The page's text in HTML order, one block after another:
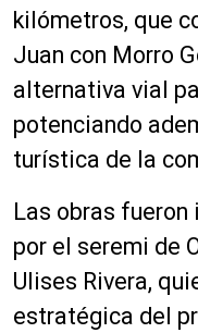
kilómetros, que
Juan con Morro
alternativa vial
potenciando
turística de la
Las obras fueron
por el seremi de
Ulises Rivera,
estratégica del